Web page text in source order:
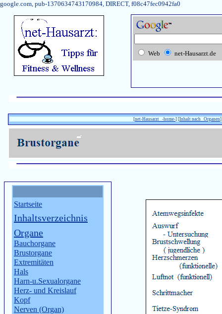
google.com, pub-1370634743170984, DIRECT, f08c47fec0942fa0
Web net-Hausarzt.de
[net-Hausarzt -home-] [Inhalt nach Organen]
Startseite
Inhaltsverzeichnis
Organe
Bauchorgane
Brustorgane
Extremitäten
Hals
Harn-u.Sexualorgane
Herz- und Kreislauf
Kopf
Nerven (Organ)